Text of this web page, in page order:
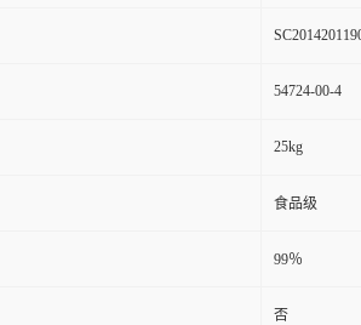
54724-00-4
25kg
食品级
99％
否